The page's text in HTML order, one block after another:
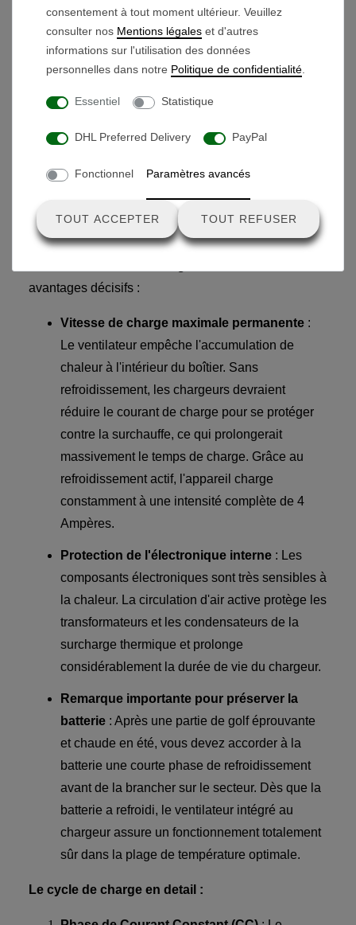
Technologie de charge intelligente avec
refroidissement par ventilateur actif
Le chargeur spécialisé inclus est parfaitement
une structure de charge préciseCC/CV (Courant
Constant / Tension Constante). Pour rendre ce
processus aussi sûr et efficace que possible, le
chargeur est équipé d'unventilateur de
avantages décisifs :
Vitesse de charge maximale permanente :
Le ventilateur empêche l'accumulation de
chaleur à l'intérieur du boîtier. Sans
refroidissement, les chargeurs devraient
réduire le courant de charge pour se protéger
contre la surchauffe, ce qui prolongerait
massivement le temps de charge. Grâce au
refroidissement actif, l'appareil charge
constamment à une intensité complète de 4
Ampères.
Protection de l'électronique interne : Les
composants électroniques sont très sensibles à
la chaleur. La circulation d'air active protège les
transformateurs et les condensateurs de la
surcharge thermique et prolonge
considérablement la durée de vie du chargeur.
Remarque importante pour préserver la
batterie : Après une partie de golf éprouvante
et chaude en été, vous devez accorder à la
batterie une courte phase de refroidissement
avant de la brancher sur le secteur. Dès que la
batterie a refroidi, le ventilateur intégré au
chargeur assure un fonctionnement totalement
sûr dans la plage de température optimale.
Le cycle de charge en detail :
consentement à tout moment ultérieur. Veuillez
consulter nos Mentions légales et d'autres
informations sur l'utilisation des données
personnelles dans notre Politique de confidentialité
Essentiel Statistique
DHL Preferred Delivery PayPal
Fonctionnel Paramètres avancés
TOUT ACCEPTER TOUT REFUSER